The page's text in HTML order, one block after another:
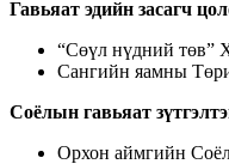
Гавьяат эдийн засагч
“Сөүл нүдний төв”
Сангийн яамны
Соёлын гавьяат
Орхон аймгийн